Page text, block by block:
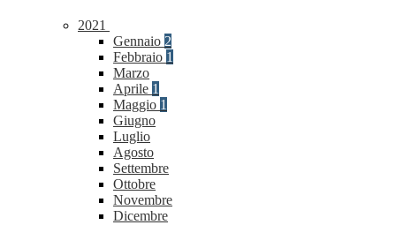
2021
Gennaio 2
Febbraio 1
Marzo
Aprile 1
Maggio 1
Giugno
Luglio
Agosto
Settembre
Ottobre
Novembre
Dicembre